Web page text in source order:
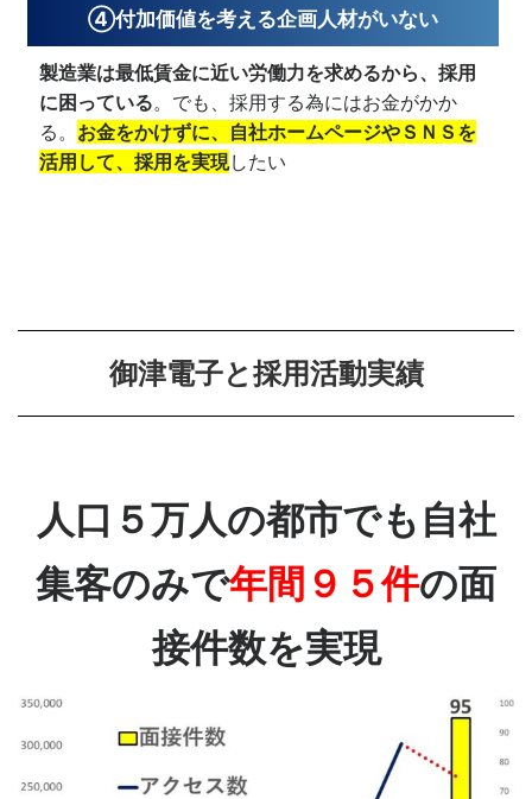
④付加価値を考える企画人材がいない
製造業は最低賃金に近い労働力を求めるから、採用
に困っている。でも、採用する為にはお金がかか
る。 お金をかけずに、自社ホームページやＳＮＳを
活用して、採用を実現したい
御津電子と採用活動実績
人口５万人の都市でも自社
集客のみで年間９５件の面
接件数を実現